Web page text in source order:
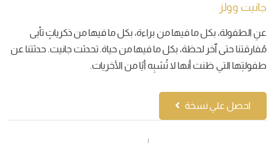
جانيت وولز
عنِ الطفولة، بكل ما فيها من براءة، بكل ما فيها من ذكرياتٍ تأبى
مُفارقتنا حتى ٱخر لحظة، بكل ما فيها من حياة. تحدثت جانيت. حدثتنا عن
طفولتِها التي ظنت أنها لا تُشبِه أيًا من الأخريات.
احصل علي نسخة